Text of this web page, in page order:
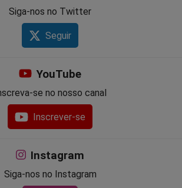
Siga-nos no Twitter
Seguir
YouTube
se no nosso canal
Inscrever-se
Instagram
Siga-nos no Instagram